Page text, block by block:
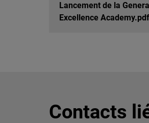
Lancement de la
Excellence Academy.pdf
Contacts